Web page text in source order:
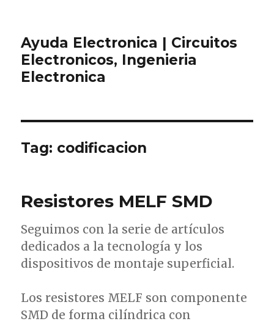
Ayuda Electronica | Circuitos
Electronicos, Ingenieria
Electronica
Tag: codificacion
Resistores MELF SMD
Seguimos con la serie de artículos
dedicados a la tecnología y los
dispositivos de montaje superficial.
Los resistores MELF son componente
SMD de forma cilíndrica con